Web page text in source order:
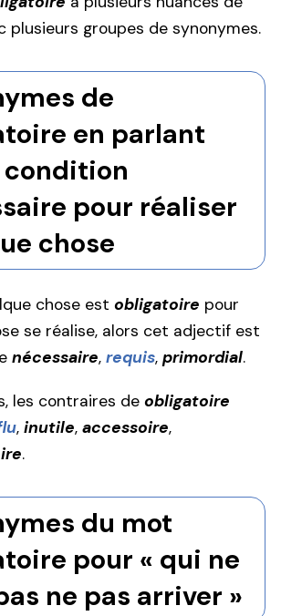
plusieurs groupes de synonymes.
de
en parlant
condition
pour réaliser
chose
chose est obligatoire pour
se réalise, alors cet adjectif est
nécessaire, requis, primordial.
les contraires de obligatoire
, inutile, accessoire,
.
du mot
pour « qui ne
ne pas arriver »